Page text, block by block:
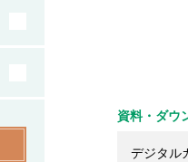
資料・ダウ
デジタル